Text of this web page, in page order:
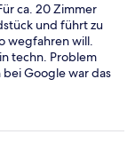
ca. 20 Zimmer
und führt zu
wegfahren will.
techn. Problem
bei Google war das
Es gab keinen
bereits gem.
Hotel mitbezahlt,
Vor allem, wenn